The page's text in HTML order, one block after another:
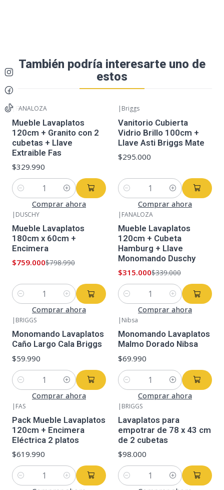
También podría interesarte uno de
estos
| FANALOZA
Mueble Lavaplatos
120cm + Granito con 2
cubetas + Llave
Extraible Fas
$329.990
Cantidad
Comprar ahora
| Briggs
Vanitorio Cubierta
Vidrio Brillo 100cm +
Llave Asti Briggs Mate
$295.000
Cantidad
Comprar ahora
| DUSCHY
Mueble Lavaplatos
180cm x 60cm +
Encimera
$759.000$798.990
Cantidad
Comprar ahora
| FANALOZA
Mueble Lavaplatos
120cm + Cubeta
Hamburg + Llave
Monomando Duschy
$315.000$339.000
Cantidad
Comprar ahora
| BRIGGS
Monomando Lavaplatos
Caño Largo Cala Briggs
$59.990
Cantidad
Comprar ahora
| Nibsa
Monomando Lavaplatos
Malmo Dorado Nibsa
$69.990
Cantidad
Comprar ahora
| FAS
Pack Mueble Lavaplatos
120cm + Encimera
Eléctrica 2 platos
$619.990
Cantidad
| BRIGGS
Lavaplatos para
empotrar de 78 x 43 cm
de 2 cubetas
$98.000
Cantidad